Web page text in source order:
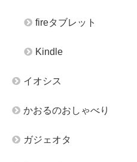
fireタブレット
Kindle
イオシス
かおるのおしゃべり
ガジェオタ